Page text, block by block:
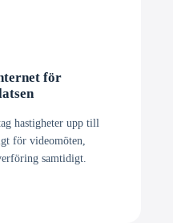
för
hastigheter upp till
för videomöten,
samtidigt.